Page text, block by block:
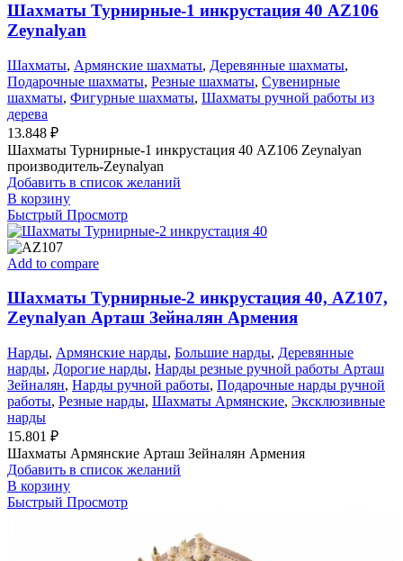
Шахматы Турнирные-1 инкрустация 40 AZ106
Zeynalyan
Шахматы, Армянские шахматы, Деревянные шахматы,
Подарочные шахматы, Резные шахматы, Сувенирные
шахматы, Фигурные шахматы, Шахматы ручной работы из
дерева
13.848 ₽
Шахматы Турнирные-1 инкрустация 40 AZ106 Zeynalyan
производитель-Zeynalyan
Добавить в список желаний
В корзину
Быстрый Просмотр
Add to compare
Шахматы Турнирные-2 инкрустация 40, AZ107,
Zeynalyan Арташ Зейналян Армения
Нарды, Армянские нарды, Большие нарды, Деревянные
нарды, Дорогие нарды, Нарды резные ручной работы Арташ
Зейналян, Нарды ручной работы, Подарочные нарды ручной
работы, Резные нарды, Шахматы Армянские, Эксклюзивные
нарды
15.801 ₽
Шахматы Армянские Арташ Зейналян Армения
Добавить в список желаний
В корзину
Быстрый Просмотр